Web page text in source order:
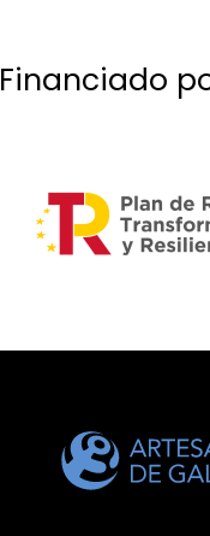
Financiado